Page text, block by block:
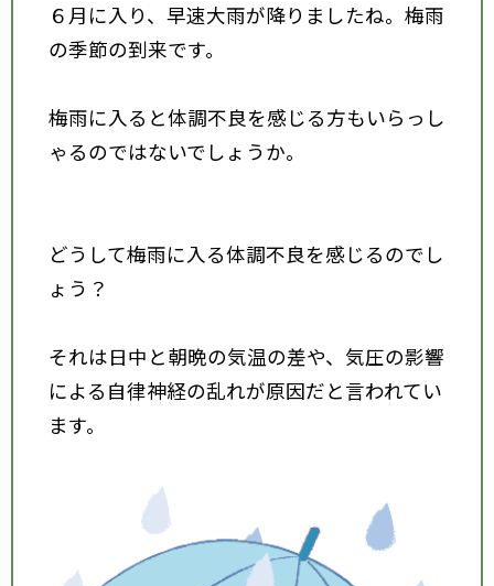
６月に入り、早速大雨が降りましたね。梅雨
の季節の到来です。
梅雨に入ると体調不良を感じる方もいらっし
ゃるのではないでしょうか。
どうして梅雨に入る体調不良を感じるのでし
ょう？
それは日中と朝晩の気温の差や、気圧の影響
による自律神経の乱れが原因だと言われてい
ます。